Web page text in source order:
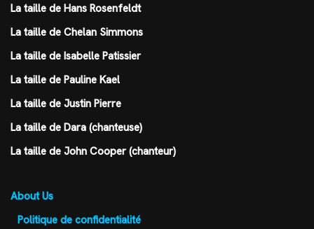
La taille de Hans Rosenfeldt
La taille de Chelan Simmons
La taille de Isabelle Patissier
La taille de Pauline Kael
La taille de Justin Pierre
La taille de Dara (chanteuse)
La taille de John Cooper (chanteur)
About Us
Politique de confidentialité